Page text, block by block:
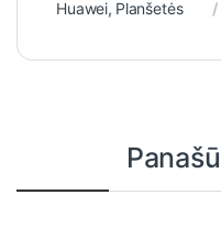
Huawei, Planšetės